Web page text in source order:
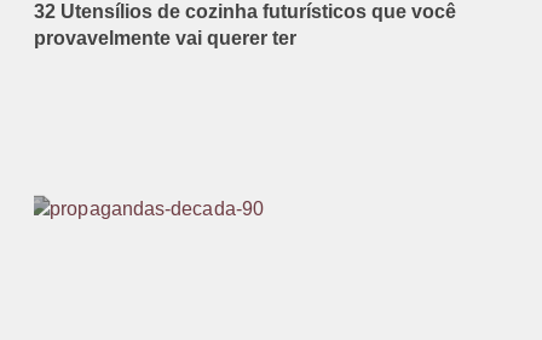
32 Utensílios de cozinha futurísticos que você
provavelmente vai querer ter